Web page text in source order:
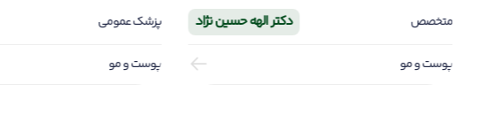
متخصص دکتر الهه حسین نژاد
پوست و مو
پزشک عمومی
پوست و مو